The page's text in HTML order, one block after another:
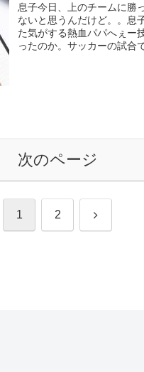
息子今日、上のチームに勝
ないと思うんだけど。。息
た気がする熱血パパへぇー
ったのか。サッカーの試合
次のページ
1 2 次